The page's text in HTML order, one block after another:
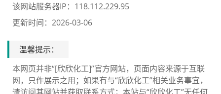
该网站服务器IP：118.112.229.95
更新时间：2026-03-06
温馨提示：
本网页并非“[欣欣化工]”官方网站，页面内容来源于互联
网，只作展示之用；如果有与“欣欣化工”相关业务事宜，